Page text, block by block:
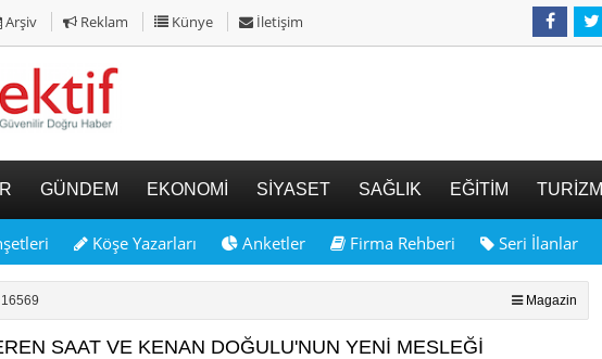
Arşiv Reklam Künye İletişim
GÜNDEM EKONOMİ SİYASET SAĞLIK EĞİTİM TURİZM
Köşe Yazarları Anketler Firma Rehberi Seri İlanlar
16569 Magazin
SAAT VE KENAN DOĞULU'NUN YENİ MESLEĞİ